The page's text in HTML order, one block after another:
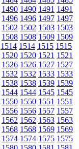
1490 1490 1491 1491
1496 1496 1497 1497
1502 1502 1503 1503
1508 1508 1509 1509
1514 1514 1515 1515
1520 1520 1521 1521
1526 1526 1527 1527
1532 1532 1533 1533
1538 1538 1539 1539
1544 1544 1545 1545
1550 1550 1551 1551
1556 1556 1557 1557
1562 1562 1563 1563
1568 1568 1569 1569
1574 1574 1575 1575